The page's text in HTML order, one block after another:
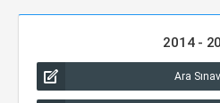
2014 -
Ara